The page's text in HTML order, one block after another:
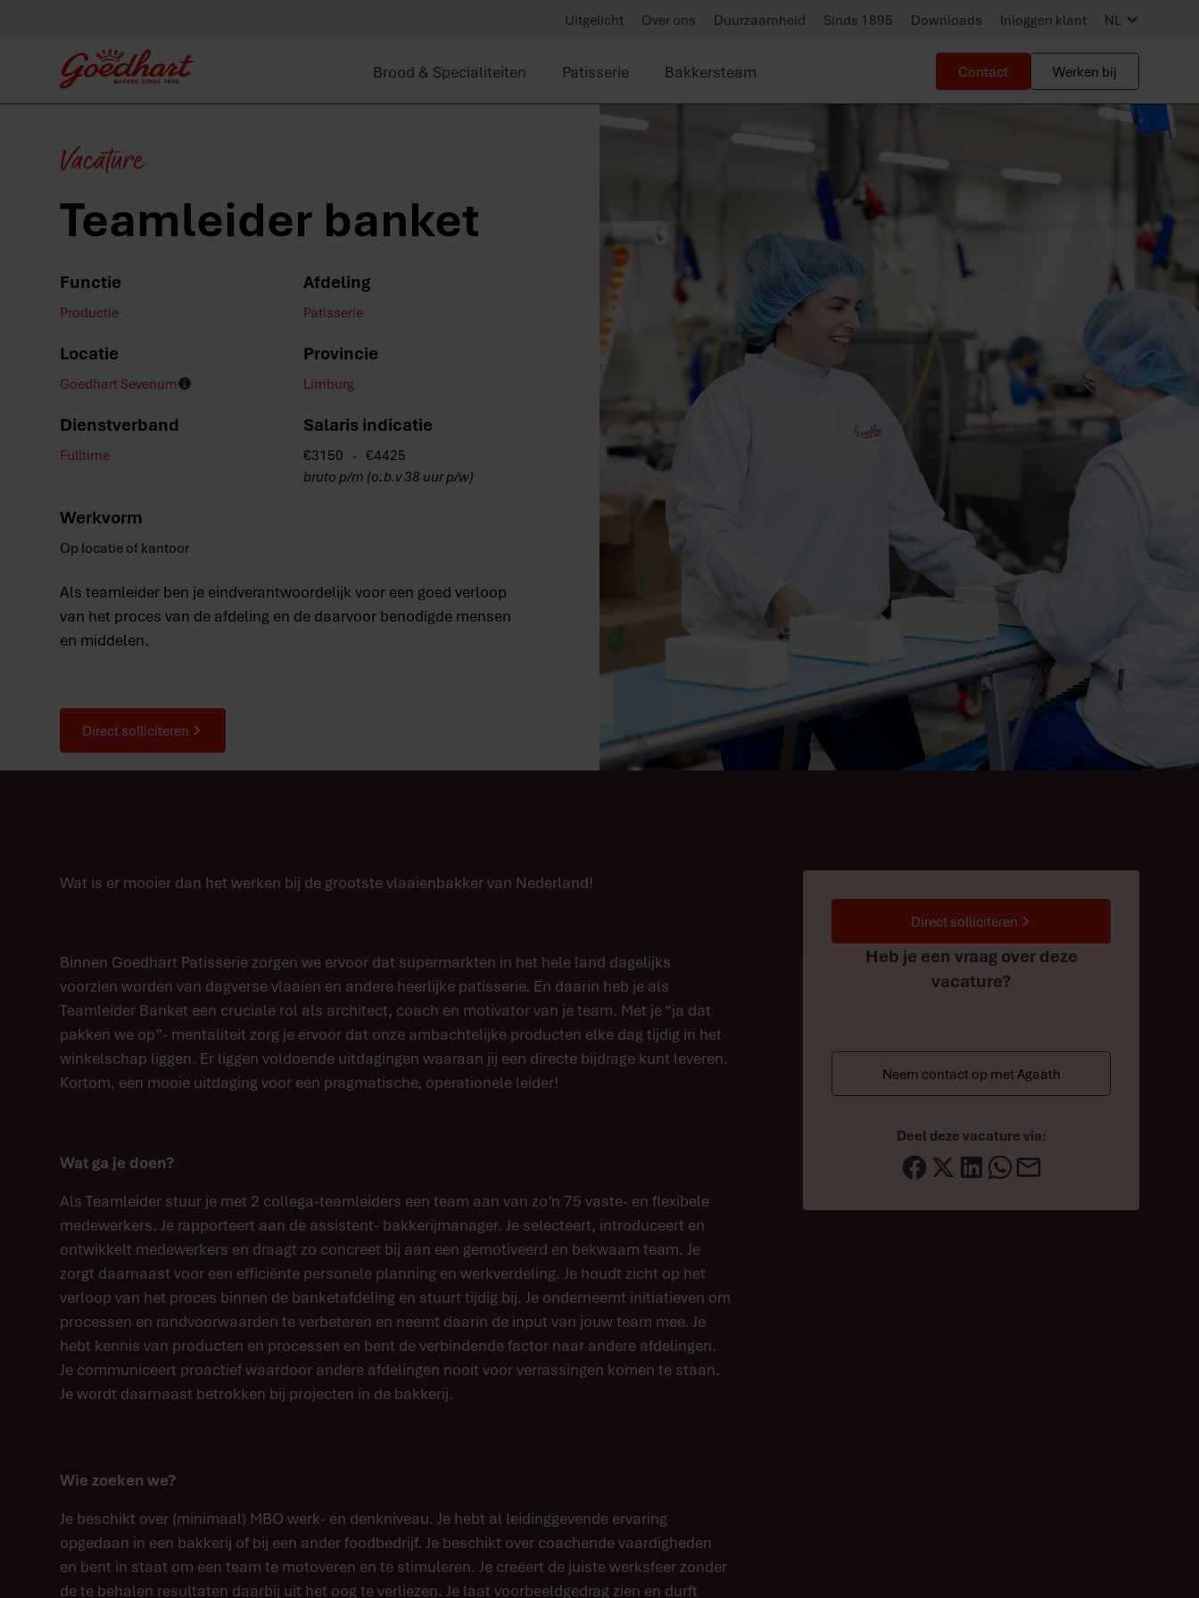
Brood & Specialiteiten Patisserie Bakkersteam
Uitgelicht Over ons Duurzaamheid Sinds 1895 Downloads Inloggen klant NL
Contact Werken bij
Vacature
Teamleider banket
Functie
Productie
Afdeling
Patisserie
Locatie
Goedhart Sevenum
Provincie
Limburg
Dienstverband
Fulltime
Salaris indicatie
€3150 - €4425
bruto p/m (o.b.v 38 uur p/w)
Werkvorm
Op locatie of kantoor
Als teamleider ben je eindverantwoordelijk voor een goed verloop
van het proces van de afdeling en de daarvoor benodigde mensen
en middelen.
Direct solliciteren
Wat is er mooier dan het werken bij de grootste vlaaienbakker van Nederland!
Binnen Goedhart Patisserie zorgen we ervoor dat supermarkten in het hele land dagelijks
voorzien worden van dagverse vlaaien en andere heerlijke patisserie. En daarin heb je als
Teamleider Banket een cruciale rol als architect, coach en motivator van je team. Met je “ja dat
pakken we op”- mentaliteit zorg je ervoor dat onze ambachtelijke producten elke dag tijdig in het
winkelschap liggen. Er liggen voldoende uitdagingen waaraan jij een directe bijdrage kunt leveren.
Kortom, een mooie uitdaging voor een pragmatische, operationele leider!
Wat ga je doen?
Als Teamleider stuur je met 2 collega-teamleiders een team aan van zo’n 75 vaste- en flexibele
medewerkers. Je rapporteert aan de assistent- bakkerijmanager. Je selecteert, introduceert en
ontwikkelt medewerkers en draagt zo concreet bij aan een gemotiveerd en bekwaam team. Je
zorgt daarnaast voor een efficiënte personele planning en werkverdeling. Je houdt zicht op het
verloop van het proces binnen de banketafdeling en stuurt tijdig bij. Je onderneemt initiatieven om
processen en randvoorwaarden te verbeteren en neemt daarin de input van jouw team mee. Je
hebt kennis van producten en processen en bent de verbindende factor naar andere afdelingen.
Je communiceert proactief waardoor andere afdelingen nooit voor verrassingen komen te staan.
Je wordt daarnaast betrokken bij projecten in de bakkerij.
Wie zoeken we?
Je beschikt over (minimaal) MBO werk- en denkniveau. Je hebt al leidinggevende ervaring
opgedaan in een bakkerij of bij een ander foodbedrijf. Je beschikt over coachende vaardigheden
en bent in staat om een team te motoveren en te stimuleren. Je creëert de juiste werksfeer zonder
de te behalen resultaten daarbij uit het oog te verliezen. Je laat voorbeeldgedrag zien en durft
Direct solliciteren
Heb je een vraag over deze
vacature?
Neem contact op met Agaath
Deel deze vacature via: